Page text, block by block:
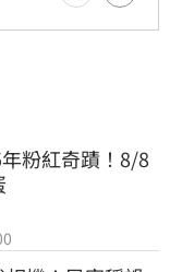
粉紅奇蹟！8/8